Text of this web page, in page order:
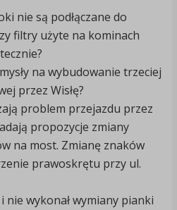
nie są podłączane do
filtry użyte na kominach
na wybudowanie trzeciej
przez Wisłę?
problem przejazdu przez
propozycje zmiany
na most. Zmianę znaków
prawoskrętu przy ul.
nie wykonał wymiany pianki